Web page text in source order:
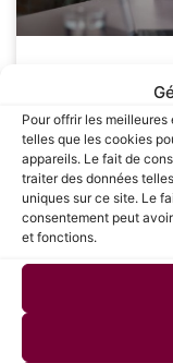
Pour offrir les
telles que les cookies
appareils. Le fait de
traiter des données
uniques sur ce site. Le
consentement peut
et fonctions.
Les étapes
pour les
La négociation
processus de
nombreux
obtenir une